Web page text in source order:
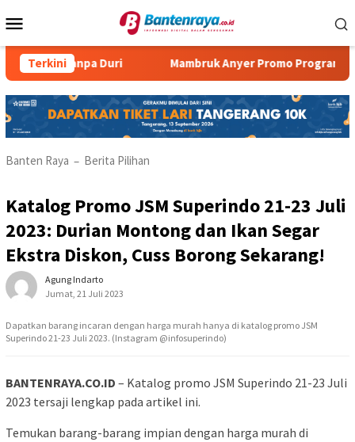
ke
Mobile
Terkini
Duri Mambruk Anyer Promo Program Super Dad
Banten Raya – Berita Pilihan
Katalog Promo JSM Superindo 21-23 Juli
2023: Durian Montong dan Ikan Segar
Ekstra Diskon, Cuss Borong Sekarang!
Agung Indarto
Jumat, 21 Juli 2023
Dapatkan barang incaran dengan harga murah hanya di katalog promo JSM
Superindo 21-23 Juli 2023. (Instagram @infosuperindo)
BANTENRAYA.CO.ID – Katalog promo JSM Superindo 21-23 Juli
2023 tersaji lengkap pada artikel ini.
Temukan barang-barang impian dengan harga murah di